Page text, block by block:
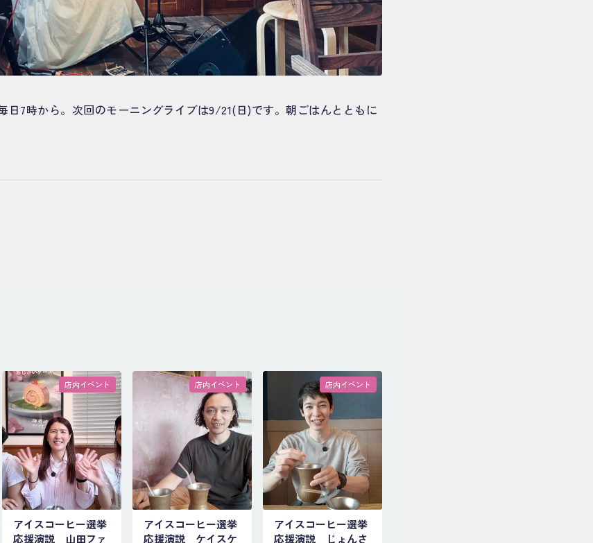
日7時から。次回のモーニングライブは9/21(日)です。朝ごはんとともに
店内イベント
アイスコーヒー選挙
応援演説 山田ファ
店内イベント
アイスコーヒー選挙
応援演説 ケイスケ
店内イベント
アイスコーヒー選挙
応援演説 じょんさ